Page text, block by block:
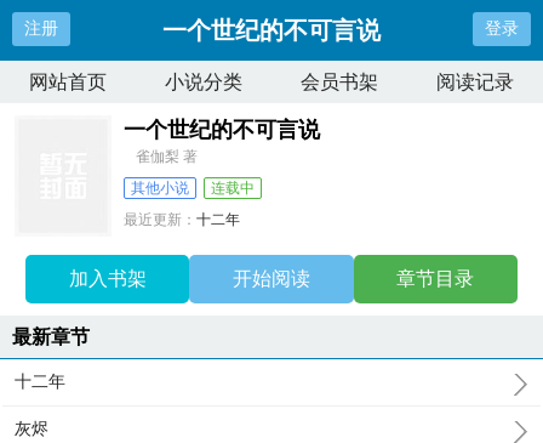
注册 一个世纪的不可言说 登录
网站首页 小说分类 会员书架 阅读记录
一个世纪的不可言说
雀伽梨 著
其他小说
连载中
最近更新：十二年
加入书架 开始阅读 章节目录
最新章节
十二年
灰烬